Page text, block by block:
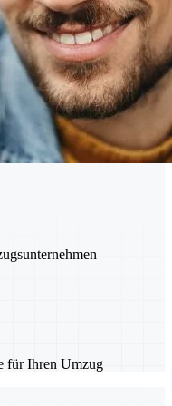
für Ihren Umzug